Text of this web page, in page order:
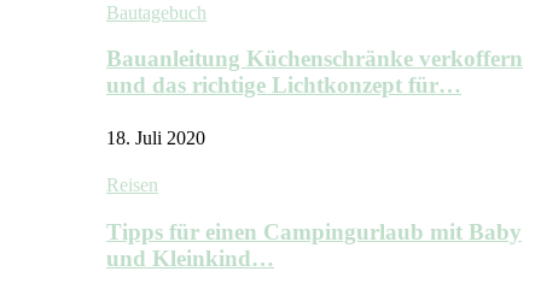
Bautagebuch
Bauanleitung Küchenschränke verkoffern
und das richtige Lichtkonzept für…
18. Juli 2020
Reisen
Tipps für einen Campingurlaub mit Baby
und Kleinkind…